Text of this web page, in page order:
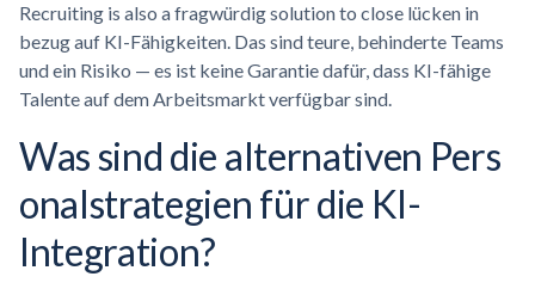
Recruiting is also a fragwürdig solution to close lücken in
bezug auf KI-Fähigkeiten. Das sind teure, behinderte Teams
und ein Risiko — es ist keine Garantie dafür, dass KI-fähige
Talente auf dem Arbeitsmarkt verfügbar sind.
Was sind die alternativen Pers
onalstrategien für die KI-
Integration?